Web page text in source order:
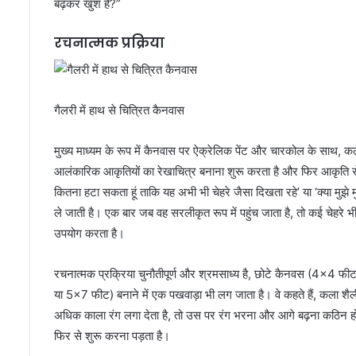
बढ़कर खुश हैं?”
रचनात्मक प्रक्रिया
गैलरी में हाथ से चित्रित कैनवास
मुख्य माध्यम के रूप में कैनवास पर ऐक्रेलिक पेंट और चारकोल के साथ,
आलंकारिक आकृतियों का रेखाचित्र बनाना शुरू करता है और फिर
कितना हटा सकता हूं ताकि यह अभी भी चेहरे जैसा दिखता रहे’ या ‘क्या
ले जाती है। एक बार जब वह सरलीकृत रूप में पहुंच जाता है, तो कई चेहरे
उपयोग करता है।
रचनात्मक प्रक्रिया चुनौतीपूर्ण और श्रमसाध्य है, छोटे कैनवस (4×4
या 5×7 फीट) बनाने में एक पखवाड़ा भी लग जाता है। वे कहते हैं, कला
अधिक काला रंग लगा देता है, तो उस पर रंग भरना और आगे बढ़ना
फिर से शुरू करना पड़ता है।